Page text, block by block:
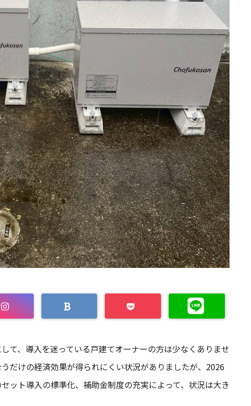
て、導入を迷っている戸建てオーナーの方は少なくありませ
だけの経済効果が得られにくい状況がありましたが、2026
ット導入の標準化、補助金制度の充実によって、状況は大き